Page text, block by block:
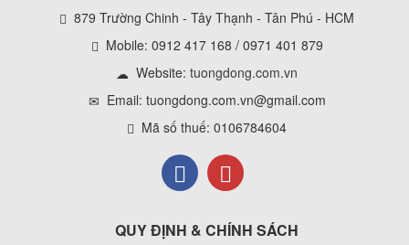
879 Trường Chinh - Tây Thạnh - Tân Phú - HCM
Mobile: 0912 417 168 / 0971 401 879
Website: tuongdong.com.vn
Email: tuongdong.com.vn@gmail.com
Mã số thuế: 0106784604
QUY ĐỊNH & CHÍNH SÁCH